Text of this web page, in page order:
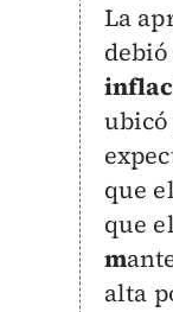
La
que
que el
m
alta